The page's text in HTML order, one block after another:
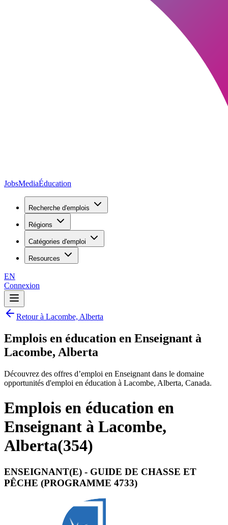
JobsMediaÉducation
Recherche d'emplois
Régions
Catégories d'emploi
Resources
EN
Connexion
Retour à Lacombe, Alberta
Emplois en éducation en Enseignant à
Lacombe, Alberta
Découvrez des offres d’emploi en Enseignant dans le domaine
opportunités d'emploi en éducation à Lacombe, Alberta, Canada.
Emplois en éducation en
Enseignant à Lacombe,
Alberta(354)
ENSEIGNANT(E) - GUIDE DE CHASSE ET
PÊCHE (PROGRAMME 4733)